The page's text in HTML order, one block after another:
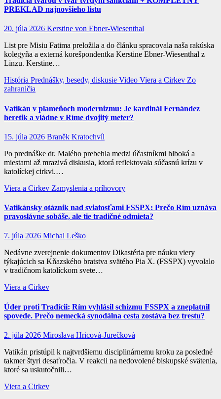
PREKLAD najnovšieho listu
20. júla 2026 Kerstine von Ebner-Wiesenthal
List pre Misiu Fatima preložila a do článku spracovala naša rakúska
kolegyňa a externá korešpondentka Kerstine Ebner-Wiesenthal z
Linzu. Kerstine…
História Prednášky, besedy, diskusie Video Viera a Cirkev Zo
zahraničia
Vatikán v plameňoch modernizmu: Je kardinál Fernández
heretik a vládne v Ríme dvojitý meter?
15. júla 2026 Braněk Kratochvíl
Po prednáške dr. Malého prebehla medzi účastníkmi hlboká a
miestami až mrazivá diskusia, ktorá reflektovala súčasnú krízu v
katolíckej cirkvi.…
Viera a Cirkev Zamyslenia a príhovory
Vatikánsky otáznik nad sviatosťami FSSPX: Prečo Rím uznáva
pravoslávne sobáše, ale tie tradičné odmieta?
7. júla 2026 Michal Leško
Nedávne zverejnenie dokumentov Dikastéria pre náuku viery
týkajúcich sa Kňazského bratstva svätého Pia X. (FSSPX) vyvolalo
v tradičnom katolíckom svete…
Viera a Cirkev
Úder proti Tradícii: Rím vyhlásil schizmu FSSPX a zneplatnil
spovede. Prečo nemecká synodálna cesta zostáva bez trestu?
2. júla 2026 Miroslava Hricová-Jurečková
Vatikán pristúpil k najtvrdšiemu disciplinárnemu kroku za posledné
takmer štyri desaťročia. V reakcii na nedovolené biskupské svätenia,
ktoré sa uskutočnili…
Viera a Cirkev